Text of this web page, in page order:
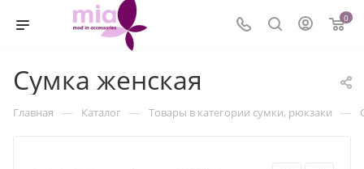
0
Сумка женская
Главная — Каталог — Товары в категории сумки, рюкзаки —